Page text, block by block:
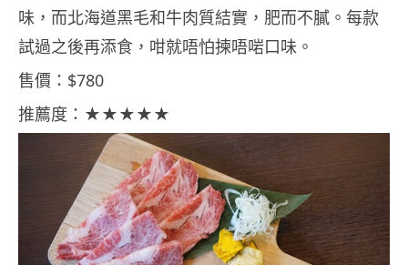
味，而北海道黑毛和牛肉質結實，肥而不膩。每款
試過之後再添食，咁就唔怕揀唔啱口味。
售價：$780
推薦度：★★★★★